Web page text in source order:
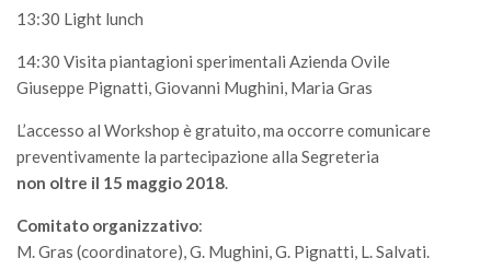
VIII Congresso (Rende 2011)
VI Congresso (Arezzo 2007)
V Congresso (Torino 2003)
IV Congresso (Potenza 2003)
III Congresso (Viterbo 2001)
II Congresso (Bologna 1999)
I Congresso (Padova 1997)
13:30 Light lunch
14:30 Visita piantagioni sperimentali Azienda Ovile
Giuseppe Pignatti, Giovanni Mughini, Maria Gras
L’accesso al Workshop è gratuito, ma occorre comunicare
preventivamente la partecipazione alla Segreteria
non oltre il 15 maggio 2018.
Comitato organizzativo:
M. Gras (coordinatore), G. Mughini, G. Pignatti, L. Salvati.